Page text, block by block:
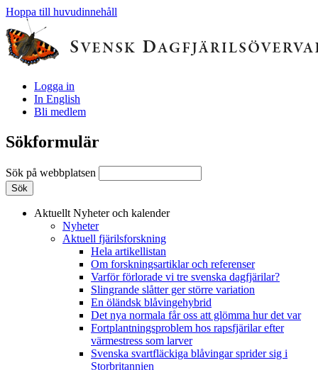
Hoppa till huvudinnehåll
Logga in
In English
Bli medlem
Sökformulär
Sök på webbplatsen
Aktuellt Nyheter och kalender
Nyheter
Aktuell fjärilsforskning
Hela artikellistan
Om forskningsartiklar och referenser
Varför förlorade vi tre svenska dagfjärilar?
Slingrande slåtter ger större variation
En öländsk blåvingehybrid
Det nya normala får oss att glömma hur det var
Fortplantningsproblem hos rapsfjärilar efter
värmestress som larver
Svenska svartfläckiga blåvingar sprider sig i
Storbritannien